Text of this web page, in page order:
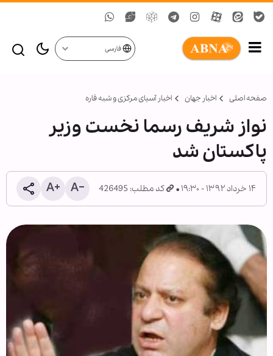
فارسی
صفحه اصلی اخبار جهان اخبار آسیای مرکزی و شبه قاره
نواز شریف رسما نخست وزیر
پاکستان شد
۱۴ خرداد ۱۳۹۲ - ۱۹:۳۰ کد مطلب: 426495